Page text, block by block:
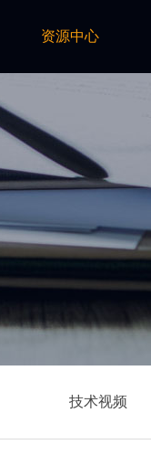
资源中心
安装文档
技术文档
网络研讨会
技术视频